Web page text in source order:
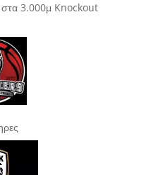
στα 3.000μ Knockout